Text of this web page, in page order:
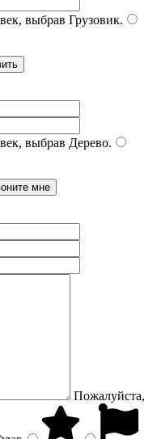
выбрав Грузовик.
выбрав Дерево.
Пожалуйста,